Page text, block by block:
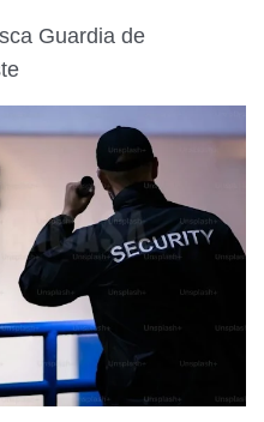
Guardia de